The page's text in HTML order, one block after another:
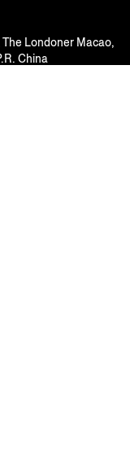
Londoner Macao,
China